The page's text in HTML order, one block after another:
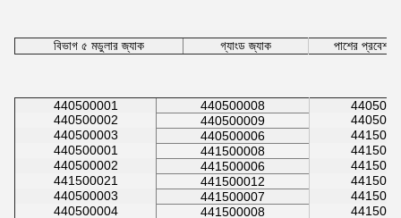
বিভাগ ৫ মডুলার জ্যাক গ্যাংড জ্যাক পাশের প্রবেশ
440500001 440500008
440500002
440500009
440500003
440500006
440500001
441500008
440500002
441500006
441500021
441500012
440500003
441500007
440500004
441500008